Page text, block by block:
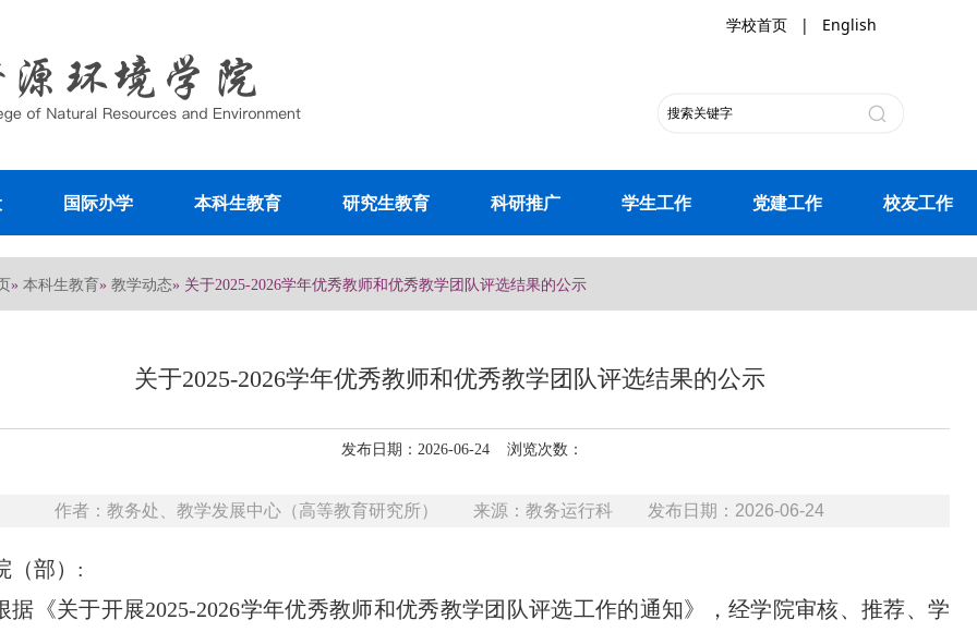
学校首页 | English
国际办学 本科生教育 研究生教育 科研推广 学生工作 党建工作 校友工作
» 本科生教育» 教学动态» 关于2025-2026学年优秀教师和优秀教学团队评选结果的公示
关于2025-2026学年优秀教师和优秀教学团队评选结果的公示
发布日期：2026-06-24 浏览次数：
作者：教务处、教学发展中心（高等教育研究所） 来源：教务运行科 发布日期：2026-06-24
（部）:
据《关于开展2025-2026学年优秀教师和优秀教学团队评选工作的通知》，经学院审核、推荐、学